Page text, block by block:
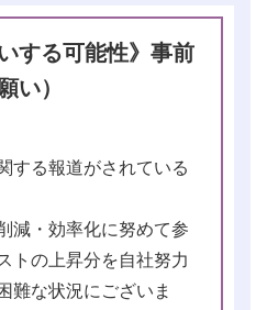
する可能性》事前
い）
する報道がされている
減・効率化に努めて参
トの上昇分を自社努力
難な状況にございま